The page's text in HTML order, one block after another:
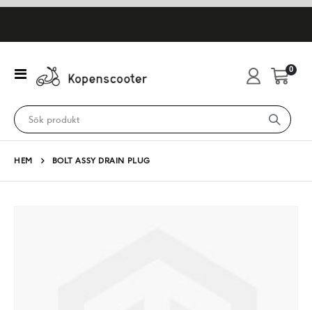
Växla
Nav
Cart
0
HEM BOLT ASSY DRAIN PLUG